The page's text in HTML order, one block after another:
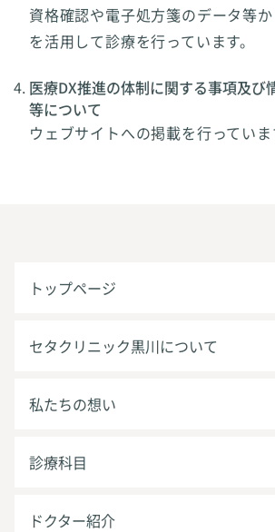
資格確認や電子処方箋のデータ等
を活用して診療を行っています。
医療DX推進の体制に関する事項及び
等について
ウェブサイトへの掲載を行っていま
トップページ
セタクリニック黒川について
私たちの想い
診療科目
ドクター紹介